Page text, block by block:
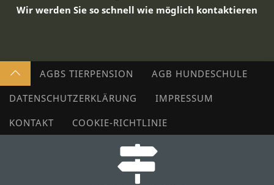
Wir werden Sie so schnell wie möglich kontaktieren
AGBS TIERPENSION
AGB HUNDESCHULE
DATENSCHUTZERKLÄRUNG
IMPRESSUM
KONTAKT
COOKIE-RICHTLINIE